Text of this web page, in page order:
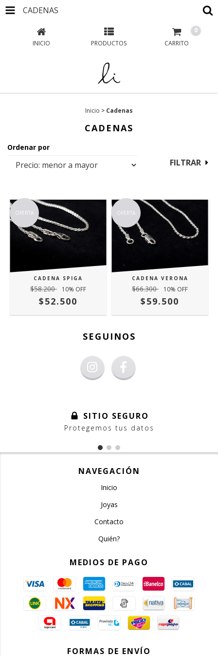
CADENAS
INICIO PRODUCTOS CARRITO
0
Inicio > Cadenas
CADENAS
Ordenar por
FILTRAR
OFERTA
CADENA SPIGA
$58.200 10% OFF
$52.500
OFERTA
CADENA VERONA
$66.300 10% OFF
$59.500
SEGUINOS
SITIO SEGURO
Protegemos tus datos
NAVEGACIÓN
Inicio
Joyas
Contacto
Quién?
MEDIOS DE PAGO
FORMAS DE ENVÍO